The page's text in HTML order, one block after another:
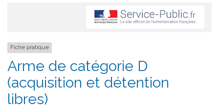
Fiche pratique
Arme de catégorie D
(acquisition et détention
libres)